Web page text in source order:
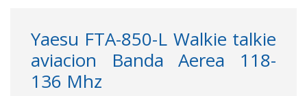
Yaesu FTA-850-L Walkie talkie
aviacion Banda Aerea 118-
136 Mhz